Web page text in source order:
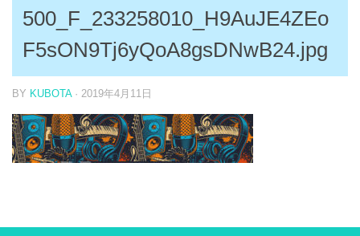
500_F_233258010_H9AuJE4ZEo
F5sON9Tj6yQoA8gsDNwB24.jpg
BY KUBOTA · 2019年4月11日